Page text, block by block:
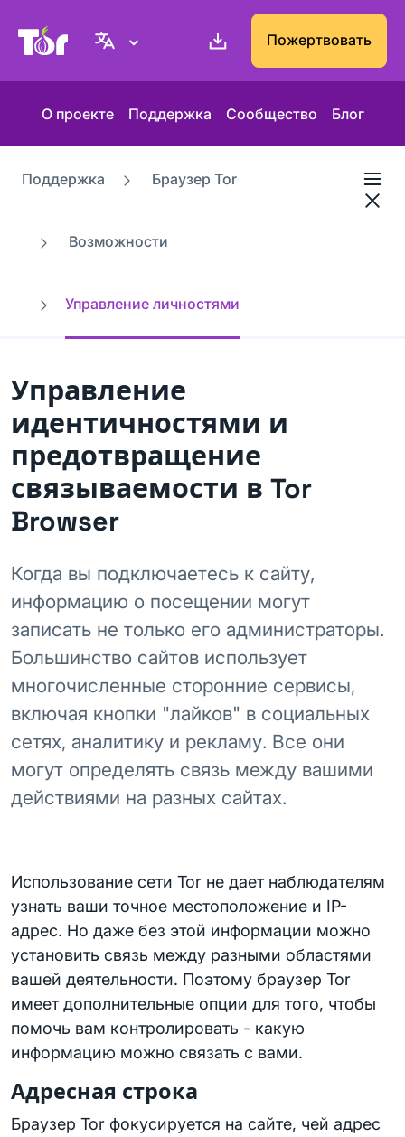
Веб-сайт Проекта Tor Пожертвовать
О проекте Поддержка Сообщество Блог
Поддержка Браузер Tor
Возможности
Управление личностями
Управление
идентичностями и
предотвращение
связываемости в Tor
Browser
Когда вы подключаетесь к сайту,
информацию о посещении могут
записать не только его администраторы.
Большинство сайтов использует
многочисленные сторонние сервисы,
включая кнопки "лайков" в социальных
сетях, аналитику и рекламу. Все они
могут определять связь между вашими
действиями на разных сайтах.
Использование сети Tor не дает наблюдателям
узнать ваши точное местоположение и IP-
адрес. Но даже без этой информации можно
установить связь между разными областями
вашей деятельности. Поэтому браузер Tor
имеет дополнительные опции для того, чтобы
помочь вам контролировать - какую
информацию можно связать с вами.
Адресная строка
Браузер Tor фокусируется на сайте, чей адрес